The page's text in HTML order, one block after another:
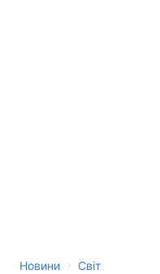
Новини › Світ